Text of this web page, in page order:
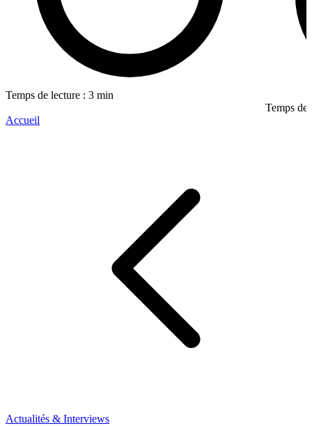
Temps de lecture : 3 min
Temps de
Accueil
Actualités & Interviews